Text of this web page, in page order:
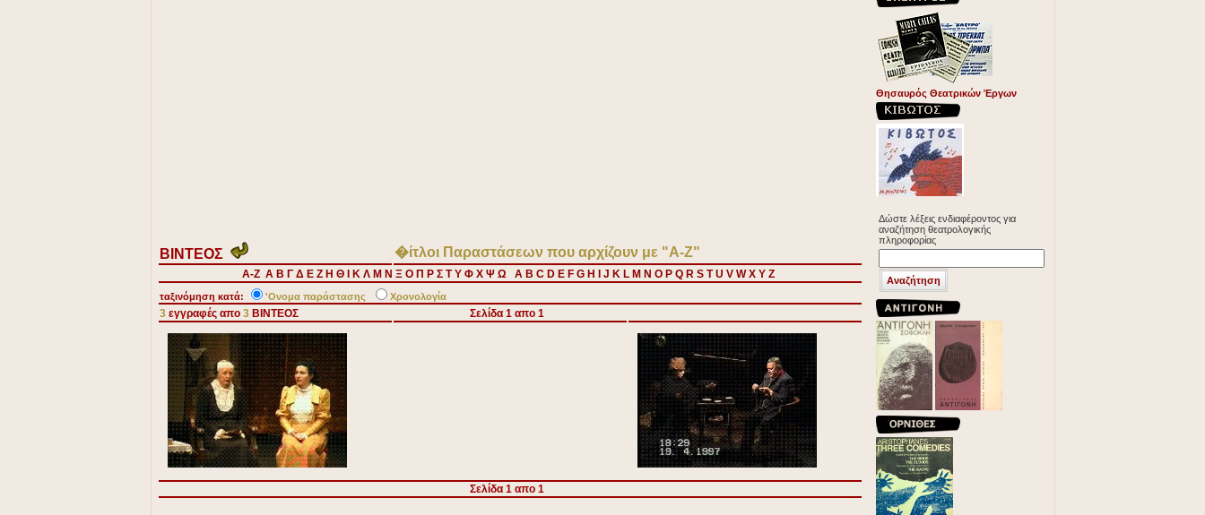
ΒΙΝΤΕΟΣ �ίτλοι Παραστάσεων που αρχίζουν με "Α-Ζ"
A-Z Α Β Γ Δ Ε Ζ Η Θ Κ Λ Μ Ν Ξ Ο Π Ρ Σ ΤΥ Φ Χ Ψ Ω A B C D E F G H J K L M N O P Q R S TU V WX Y Z
ταξινόμηση κατά: 'Ονομα παράστασης Χρονολογία
3εγγραφές απo 3ΒΙΝΤΕΟΣ Σελίδα 1 απο 1
Σελίδα 1 απο 1
Θησαυρός Θεατρικών Έργων
Δώστε λέξεις ενδιαφέροντος για
αναζήτηση θεατρολογικής
πληροφορίας